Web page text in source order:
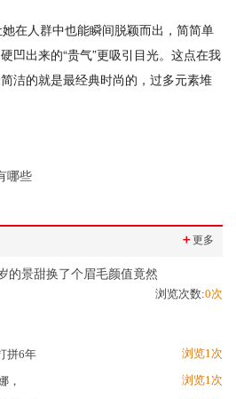
在人群中也能瞬间脱颖而出，简简单
凹出来的“贵气”更吸引目光。这点在我
洁的就是最经典时尚的，过多元素堆
哪些
＋更多
的景甜换了个眉毛颜值竟然
浏览次数:0次
拼6年 浏览1次
， 浏览1次